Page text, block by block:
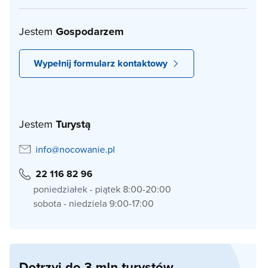
Jestem Gospodarzem
Wypełnij formularz kontaktowy
Jestem Turystą
info@nocowanie.pl
22 116 82 96
poniedziałek - piątek 8:00-20:00
sobota - niedziela 9:00-17:00